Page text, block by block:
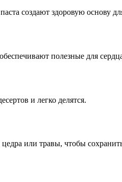
создают здоровую основу
полезные для
и легко делятся.
или травы, чтобы